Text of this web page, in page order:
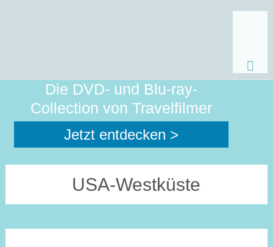
Zum
Die DVD- und Blu-ray-
Collection von Travelfilmer
Jetzt entdecken >
USA-Westküste